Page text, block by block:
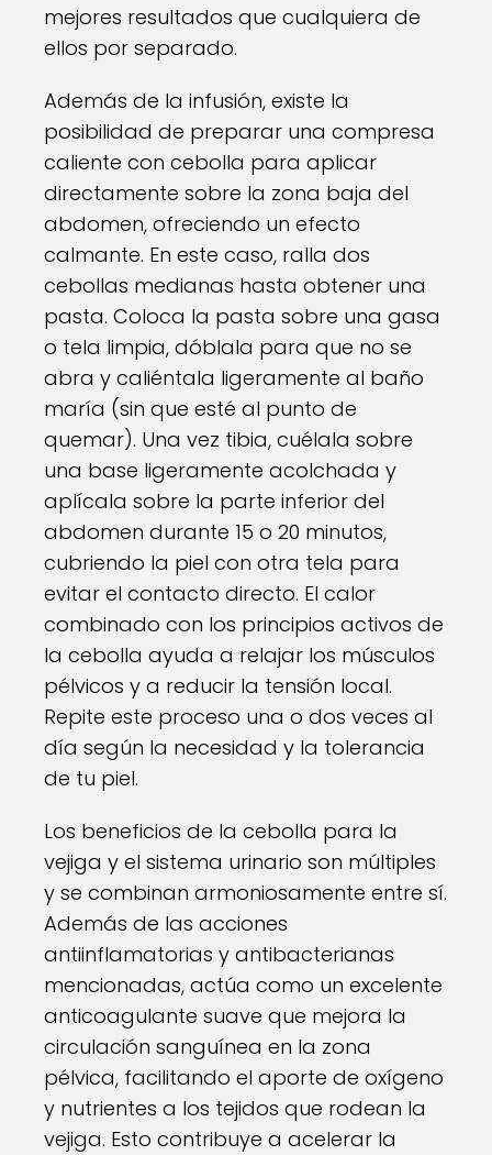
mejores resultados que cualquiera de
ellos por separado.
Además de la infusión, existe la
posibilidad de preparar una compresa
caliente con cebolla para aplicar
directamente sobre la zona baja del
abdomen, ofreciendo un efecto
calmante. En este caso, ralla dos
cebollas medianas hasta obtener una
pasta. Coloca la pasta sobre una gasa
o tela limpia, dóblala para que no se
abra y caliéntala ligeramente al baño
maría (sin que esté al punto de
quemar). Una vez tibia, cuélala sobre
una base ligeramente acolchada y
aplícala sobre la parte inferior del
abdomen durante 15 o 20 minutos,
cubriendo la piel con otra tela para
evitar el contacto directo. El calor
combinado con los principios activos de
la cebolla ayuda a relajar los músculos
pélvicos y a reducir la tensión local.
Repite este proceso una o dos veces al
día según la necesidad y la tolerancia
de tu piel.
Los beneficios de la cebolla para la
vejiga y el sistema urinario son múltiples
y se combinan armoniosamente entre sí.
Además de las acciones
antiinflamatorias y antibacterianas
mencionadas, actúa como un excelente
anticoagulante suave que mejora la
circulación sanguínea en la zona
pélvica, facilitando el aporte de oxígeno
y nutrientes a los tejidos que rodean la
vejiga. Esto contribuye a acelerar la